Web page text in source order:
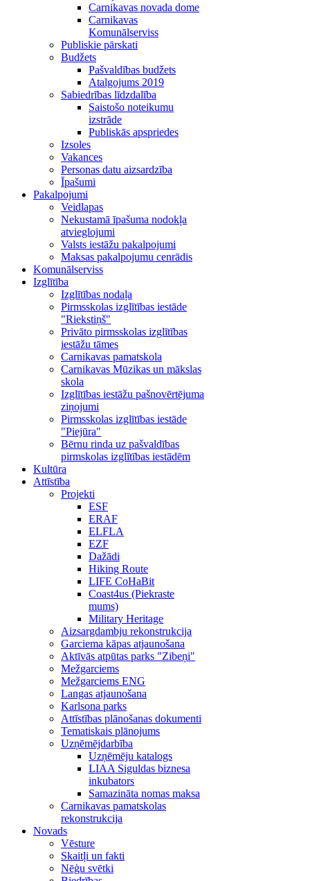
Carnikavas novada dome
Carnikavas
Komunālserviss
Publiskie pārskati
Budžets
Pašvaldības budžets
Atalgojums 2019
Sabiedrības līdzdalība
Saistošo noteikumu
izstrāde
Publiskās apspriedes
Izsoles
Vakances
Personas datu aizsardzība
Īpašumi
Pakalpojumi
Veidlapas
Nekustamā īpašuma nodokļa
atvieglojumi
Valsts iestāžu pakalpojumi
Maksas pakalpojumu cenrādis
Komunālserviss
Izglītība
Izglītības nodaļa
Pirmsskolas izglītības iestāde
"Riekstiņš"
Privāto pirmsskolas izglītības
iestāžu tāmes
Carnikavas pamatskola
Carnikavas Mūzikas un mākslas
skola
Izglītības iestāžu pašnovērtējuma
ziņojumi
Pirmsskolas izglītības iestāde
"Piejūra"
Bērnu rinda uz pašvaldības
pirmskolas izglītības iestādēm
Kultūra
Attīstība
Projekti
ESF
ERAF
ELFLA
EZF
Dažādi
Hiking Route
LIFE CoHaBit
Coast4us (Piekraste
mums)
Military Heritage
Aizsargdambju rekonstrukcija
Garciema kāpas atjaunošana
Aktīvās atpūtas parks "Zibeņi"
Mežgarciems
Mežgarciems ENG
Langas atjaunošana
Karlsona parks
Attīstības plānošanas dokumenti
Tematiskais plānojums
Uzņēmējdarbība
Uzņēmēju katalogs
LIAA Siguldas biznesa
inkubators
Samazināta nomas maksa
Carnikavas pamatskolas
rekonstrukcija
Novads
Vēsture
Skaitļi un fakti
Nēģu svētki